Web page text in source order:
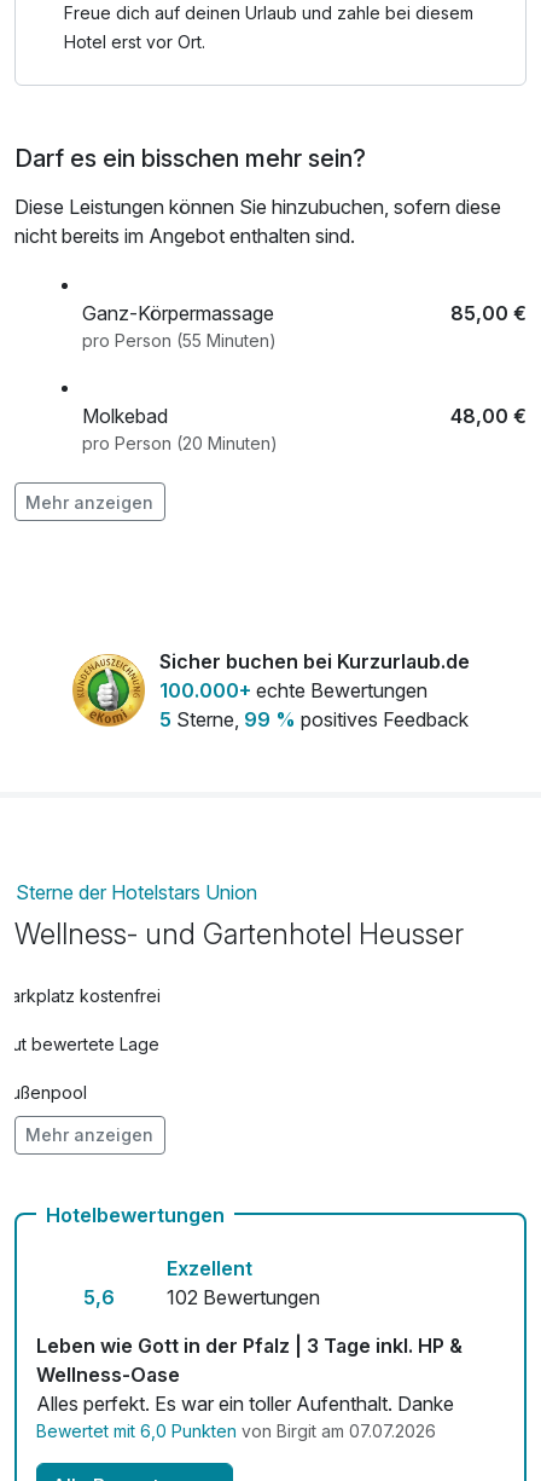
Freue dich auf deinen Urlaub und zahle bei diesem
Hotel erst vor Ort.
Darf es ein bisschen mehr sein?
Diese Leistungen können Sie hinzubuchen, sofern diese
nicht bereits im Angebot enthalten sind.
Ganz-Körpermassage 85,00 €
pro Person (55 Minuten)
Molkebad 48,00 €
pro Person (20 Minuten)
Nutzung des Wellnessbereiches am
Abreisetag
Mehr anzeigen
Sicher buchen bei Kurzurlaub.de
100.000+ echte Bewertungen
5 Sterne, 99 % positives Feedback
Sterne der Hotelstars Union
Wellness- und Gartenhotel Heusser
Parkplatz kostenfrei
Gut bewertete Lage
Außenpool
Vielseitiger Wellnessbereich
Fahrradverleih
Fitnessgeräte stehen bereit
Kostenloses W-LAN
Zimmerservice verfügbar
Mehr anzeigen
Hotelbewertungen
5,6
Exzellent
102 Bewertungen
Leben wie Gott in der Pfalz | 3 Tage inkl. HP &
Wellness-Oase
Alles perfekt. Es war ein toller Aufenthalt. Danke
Bewertet mit 6,0 Punkten von Birgit am 07.07.2026